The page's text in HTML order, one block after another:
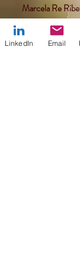
Marcela Re
LinkedIn Email